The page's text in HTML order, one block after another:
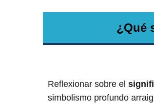
¿Qué
Reflexionar sobre el
simbolismo profundo